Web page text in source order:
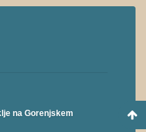
na Gorenjskem